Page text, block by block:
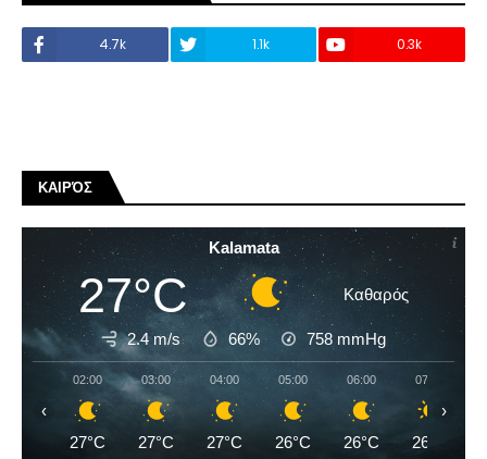
4.7k 1.1k 0.3k
ΚΑΙΡΌΣ
Kalamata
27°C Καθαρός
2.4 m/s 66% 758 mmHg
02:00
27°C
03:00
27°C
04:00
27°C
05:00
26°C
06:00
26°C
07:00
26°C
‹ ›